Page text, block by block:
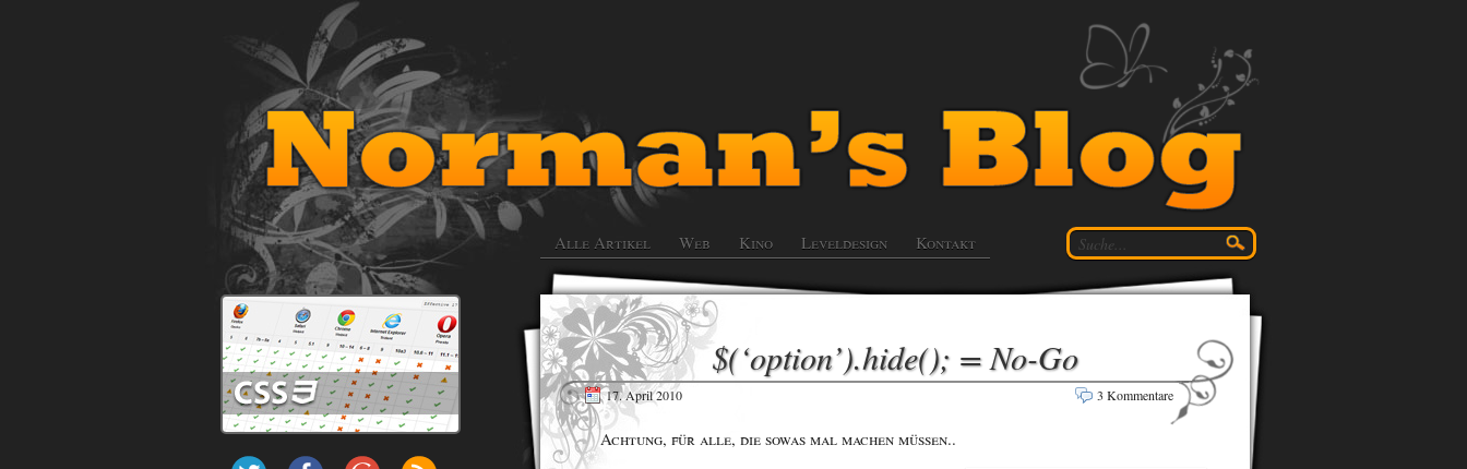
Alle Artikel Web Kino Leveldesign Kontakt
$(‘option’).hide(); = No-Go
17. April 2010 3 Kommentare
Achtung, für alle, die sowas mal machen müssen..